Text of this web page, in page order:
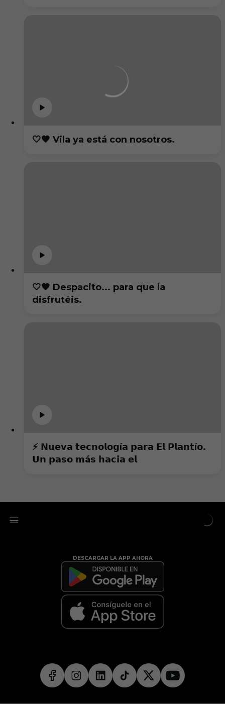
🤍🖤 Vila ya está con nosotros.
🤍🖤 Despacito... para que la
disfrutéis.
⚡️ 𝗡𝘂𝗲𝘃𝗮 𝘁𝗲𝗰𝗻𝗼𝗹𝗼𝗴í𝗮 𝗽𝗮𝗿𝗮 𝗘𝗹 𝗣𝗹𝗮𝗻𝘁í𝗼.
𝗨𝗻 𝗽𝗮𝘀𝗼 𝗺á𝘀 𝗵𝗮𝗰𝗶𝗮 𝗲𝗹
DESCARGAR LA APP AHORA